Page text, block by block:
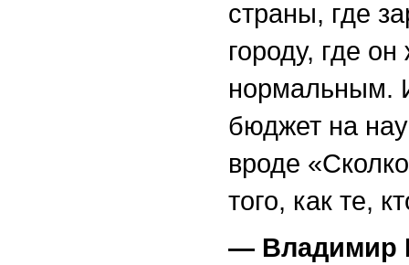
страны, где
городу, где
нормальным.
бюджет на
вроде
того, как те,
— Владимир